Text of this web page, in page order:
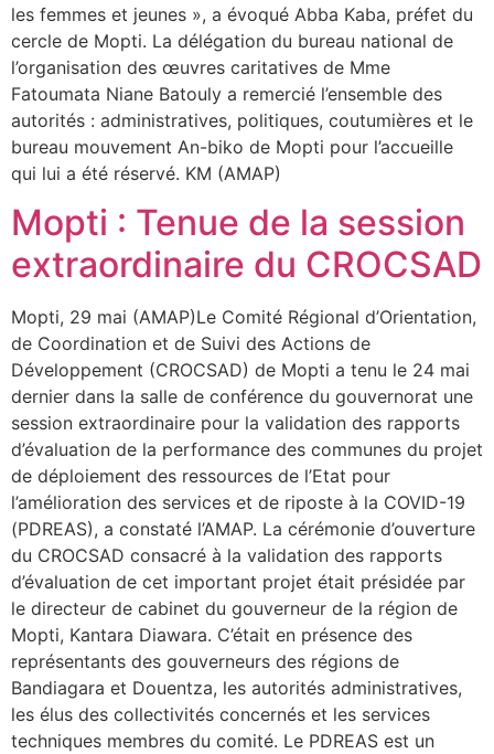
les femmes et jeunes », a évoqué Abba Kaba, préfet du
cercle de Mopti. La délégation du bureau national de
l’organisation des œuvres caritatives de Mme
Fatoumata Niane Batouly a remercié l’ensemble des
autorités : administratives, politiques, coutumières et le
bureau mouvement An-biko de Mopti pour l’accueille
qui lui a été réservé. KM (AMAP)
Mopti : Tenue de la session
extraordinaire du CROCSAD
Mopti, 29 mai (AMAP)Le Comité Régional d’Orientation,
de Coordination et de Suivi des Actions de
Développement (CROCSAD) de Mopti a tenu le 24 mai
dernier dans la salle de conférence du gouvernorat une
session extraordinaire pour la validation des rapports
d’évaluation de la performance des communes du projet
de déploiement des ressources de l’Etat pour
l’amélioration des services et de riposte à la COVID-19
(PDREAS), a constaté l’AMAP. La cérémonie d’ouverture
du CROCSAD consacré à la validation des rapports
d’évaluation de cet important projet était présidée par
le directeur de cabinet du gouverneur de la région de
Mopti, Kantara Diawara. C’était en présence des
représentants des gouverneurs des régions de
Bandiagara et Douentza, les autorités administratives,
les élus des collectivités concernés et les services
techniques membres du comité. Le PDREAS est un